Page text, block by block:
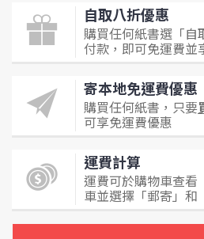
自取八折優惠
購買任何紙書選「自
付款，即可免運費並
寄本地免運費優惠
購買任何紙書，只要
可享免運費優惠
運費計算
運費可於購物車查看
車並選擇「郵寄」和